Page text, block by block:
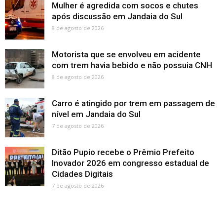
Mulher é agredida com socos e chutes
após discussão em Jandaia do Sul
8 de agosto de 2026
Motorista que se envolveu em acidente
com trem havia bebido e não possuia CNH
8 de agosto de 2026
Carro é atingido por trem em passagem de
nível em Jandaia do Sul
7 de agosto de 2026
Ditão Pupio recebe o Prêmio Prefeito
Inovador 2026 em congresso estadual de
Cidades Digitais
7 de agosto de 2026